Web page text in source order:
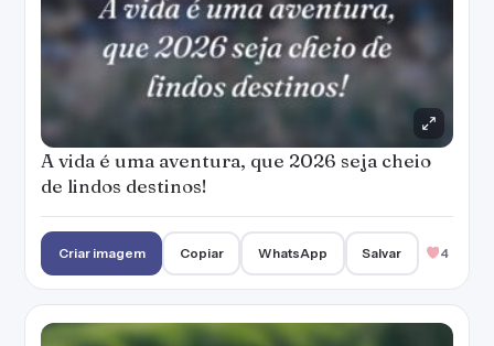
A vida é uma aventura, que 2026 seja cheio
de lindos destinos!
Criar imagem Copiar WhatsApp Salvar 4